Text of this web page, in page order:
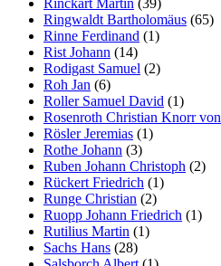
Ringwaldt Bartholomäus (65)
Rinne Ferdinand (1)
Rist Johann (14)
Rodigast Samuel (2)
Roh Jan (6)
Roller Samuel David (1)
Rosenroth Christian Knorr von
Rösler Jeremias (1)
Rothe Johann (3)
Ruben Johann Christoph (2)
Rückert Friedrich (1)
Runge Christian (2)
Ruopp Johann Friedrich (1)
Rutilius Martin (1)
Sachs Hans (28)